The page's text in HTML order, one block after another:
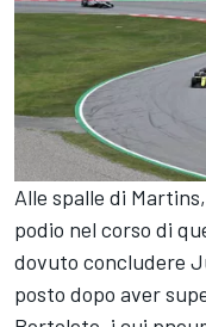
Alle spalle di
podio nel corso di
dovuto concludere
posto dopo aver